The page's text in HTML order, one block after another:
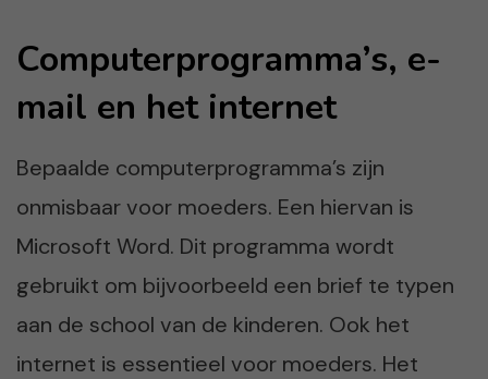
Computerprogramma’s, e-
mail en het internet
Bepaalde computerprogramma’s zijn
onmisbaar voor moeders. Een hiervan is
Microsoft Word. Dit programma wordt
gebruikt om bijvoorbeeld een brief te typen
aan de school van de kinderen. Ook het
internet is essentieel voor moeders. Het